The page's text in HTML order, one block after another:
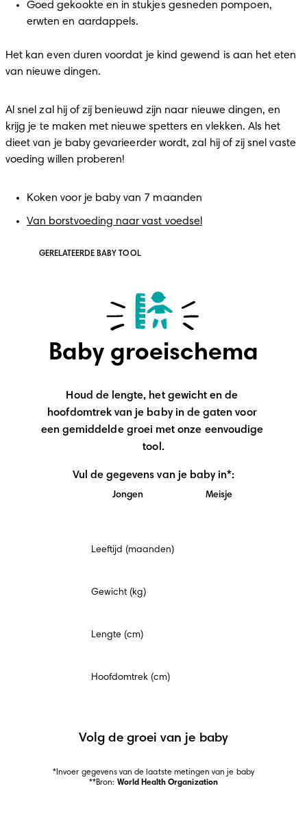
Goed gekookte en in stukjes gesneden pompoen,
erwten en aardappels.
Het kan even duren voordat je kind gewend is aan het eten
van nieuwe dingen.
Al snel zal hij of zij benieuwd zijn naar nieuwe dingen, en
krijg je te maken met nieuwe spetters en vlekken. Als het
dieet van je baby gevarieerder wordt, zal hij of zij snel vaste
voeding willen proberen!
Koken voor je baby van 7 maanden
Van borstvoeding naar vast voedsel
GERELATEERDE BABY TOOL
Baby groeischema
Houd de lengte, het gewicht en de
hoofdomtrek van je baby in de gaten voor
een gemiddelde groei met onze eenvoudige
tool.
Vul de gegevens van je baby in*:
Jongen Meisje
veld
Leeftijd (maanden)
Gewicht (kg)
Lengte (cm)
Hoofdomtrek (cm)
Volg de groei van je baby
*Invoer gegevens van de laatste metingen van je baby
**Bron: World Health Organization